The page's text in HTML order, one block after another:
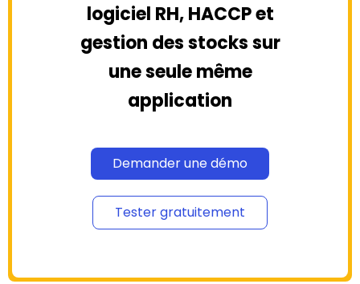
logiciel RH, HACCP et
gestion des stocks sur
une seule même
application
Demander une démo
Tester gratuitement